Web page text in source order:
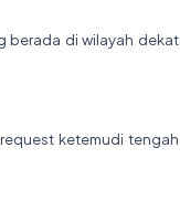
berada di wilayah dekat
request ketemudi tengah